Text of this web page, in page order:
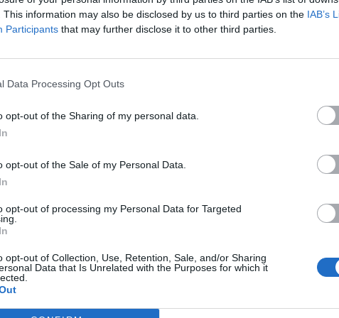
This information may also be disclosed by us to third parties on the IAB’s
Participants that may further disclose it to other third parties.
Data Processing Opt Outs
opt-out of the Sharing of my personal data.
opt-out of the Sale of my Personal Data.
opt-out of processing my Personal Data for Targeted
opt-out of Collection, Use, Retention, Sale, and/or Sharing
Data that Is Unrelated with the Purposes for which it
Redacţia - sâmbătă, 11 februarie 2023 2
6
Analiștii turci vorbesc zilnic
„Prietenul” Erdogan îi cere lui Putin